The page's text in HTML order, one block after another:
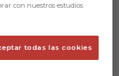
con nuestros estudios
todas las cookies